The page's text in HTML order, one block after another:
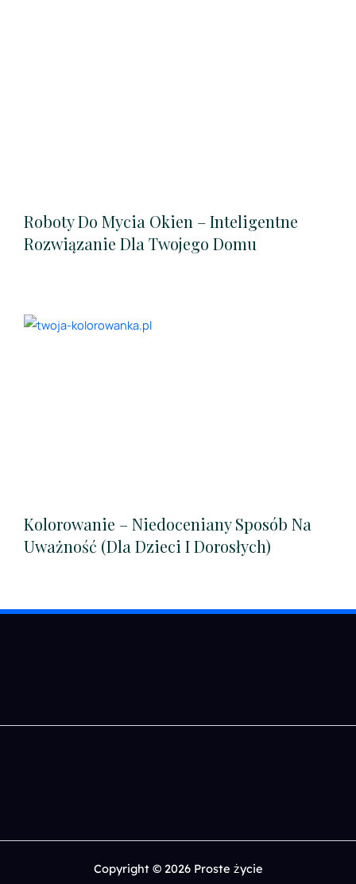
Roboty Do Mycia Okien – Inteligentne
Rozwiązanie Dla Twojego Domu
Kolorowanie – Niedoceniany Sposób Na
Uważność (dla Dzieci I Dorosłych)
Copyright © 2026 Proste życie